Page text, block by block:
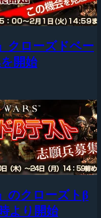
クローズドベー
開始
のクローズトβ
より開始